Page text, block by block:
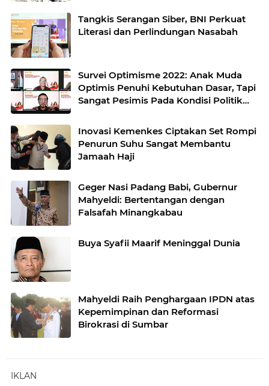
Tangkis Serangan Siber, BNI Perkuat
Literasi dan Perlindungan Nasabah
Survei Optimisme 2022: Anak Muda
Optimis Penuhi Kebutuhan Dasar, Tapi
Sangat Pesimis Pada Kondisi Politik
Inovasi Kemenkes Ciptakan Set Rompi
Penurun Suhu Sangat Membantu
Jamaah Haji
Geger Nasi Padang Babi, Gubernur
Mahyeldi: Bertentangan dengan
Falsafah Minangkabau
Buya Syafii Maarif Meninggal Dunia
Mahyeldi Raih Penghargaan IPDN atas
Kepemimpinan dan Reformasi
Birokrasi di Sumbar
IKLAN